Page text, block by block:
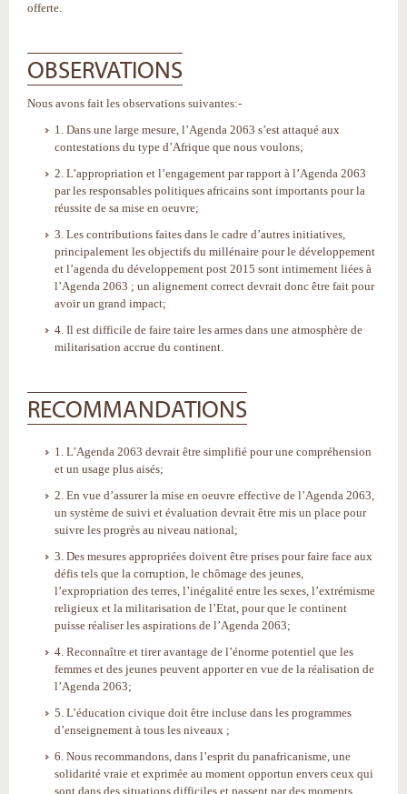
offerte.
OBSERVATIONS
Nous avons fait les observations suivantes:-
1. Dans une large mesure, l’Agenda 2063 s’est attaqué aux
contestations du type d’Afrique que nous voulons;
2. L’appropriation et l’engagement par rapport à l’Agenda 2063
par les responsables politiques africains sont importants pour la
réussite de sa mise en oeuvre;
3. Les contributions faites dans le cadre d’autres initiatives,
principalement les objectifs du millénaire pour le développement
et l’agenda du développement post 2015 sont intimement liées à
l’Agenda 2063 ; un alignement correct devrait donc être fait pour
avoir un grand impact;
4. Il est difficile de faire taire les armes dans une atmosphère de
militarisation accrue du continent.
RECOMMANDATIONS
1. L’Agenda 2063 devrait être simplifié pour une compréhension
et un usage plus aisés;
2. En vue d’assurer la mise en oeuvre effective de l’Agenda 2063,
un système de suivi et évaluation devrait être mis un place pour
suivre les progrès au niveau national;
3. Des mesures appropriées doivent être prises pour faire face aux
défis tels que la corruption, le chômage des jeunes,
l’expropriation des terres, l’inégalité entre les sexes, l’extrémisme
religieux et la militarisation de l’Etat, pour que le continent
puisse réaliser les aspirations de l’Agenda 2063;
4. Reconnaître et tirer avantage de l’énorme potentiel que les
femmes et des jeunes peuvent apporter en vue de la réalisation de
l’Agenda 2063;
5. L’éducation civique doit être incluse dans les programmes
d’enseignement à tous les niveaux ;
6. Nous recommandons, dans l’esprit du panafricanisme, une
solidarité vraie et exprimée au moment opportun envers ceux qui
sont dans des situations difficiles et passent par des moments